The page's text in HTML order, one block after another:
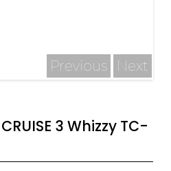
Previous Next
3 Whizzy TC-